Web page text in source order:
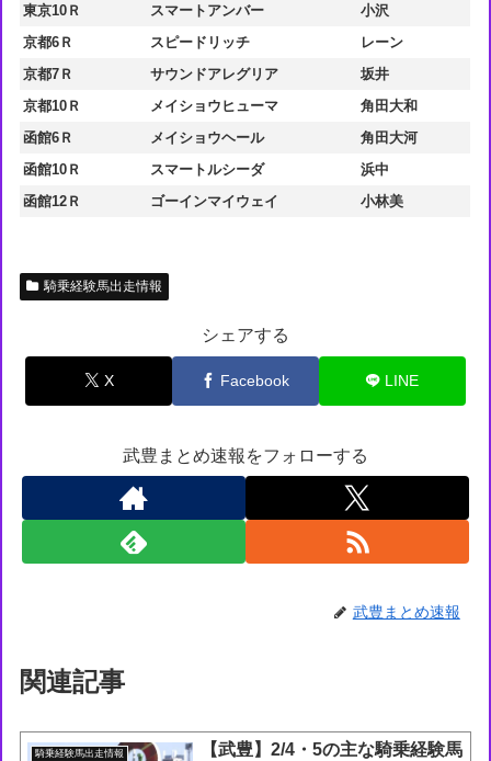
東京10Ｒ
スマートアンバー
小沢
京都6Ｒ
スピードリッチ
レーン
京都7Ｒ
サウンドアレグリア
坂井
京都10Ｒ
メイショウヒューマ
角田大和
函館6Ｒ
メイショウヘール
角田大河
函館10Ｒ
スマートルシーダ
浜中
函館12Ｒ
ゴーインマイウェイ 小林美
騎乗経験馬出走情報
シェアする
X Facebook LINE
武豊まとめ速報をフォローする
武豊まとめ速報
関連記事
騎乗経験馬出走情報
【武豊】2/4・5の主な騎乗経験馬